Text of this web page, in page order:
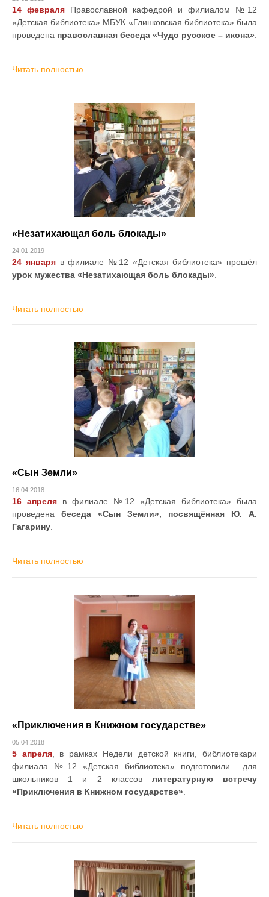
14 февраля Православной кафедрой и филиалом №12
«Детская библиотека» МБУК «Глинковская библиотека» была
проведена православная беседа «Чудо русское – икона»
Читать полностью
«Незатихающая боль блокады»
24.01.2019
24 январяв филиале №12 «Детская библиотека» прошёл
урок мужества «Незатихающая боль блокады»
Читать полностью
«Сын Земли»
16.04.2018
16 апреля в филиале №12 «Детская библиотека» была
проведена беседа «Сын Земли», посвящённая Ю. А.
Гагарину.
Читать полностью
«Приключения в Книжном государстве»
05.04.2018
5 апреля, в рамках Недели детской книги, библиотекари
филиала №12 «Детская библиотека» подготовили для
школьников 1 и 2 классов литературную встречу
«Приключения в Книжном государстве»
Читать полностью